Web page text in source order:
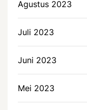
Agustus 2023
Juli 2023
Juni 2023
Mei 2023